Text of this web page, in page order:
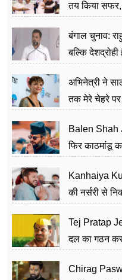
तय किया
बंगाल चुनाव:
बल्कि
अभिनेत्री ने
तक मेरे चेहरे पर
Balen Shah
फिर काठमांडू
Kanhaiya
की नर्सरी से
Tej Pratap
दल का गठन कर
Chirag